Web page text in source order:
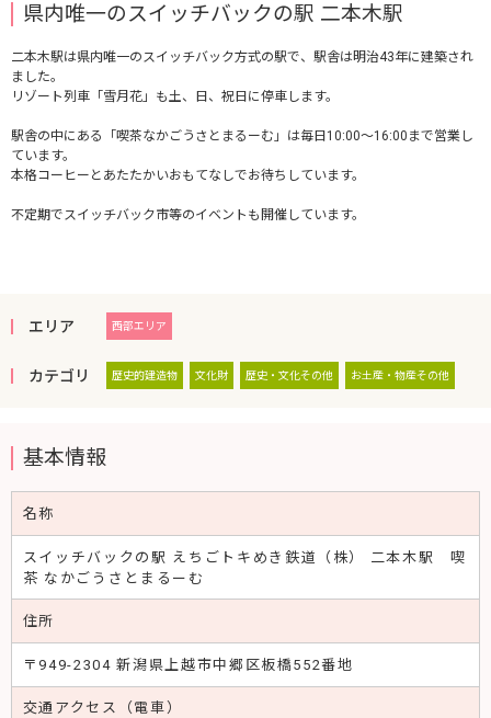
県内唯一のスイッチバックの駅 二本木駅
二本木駅は県内唯一のスイッチバック方式の駅で、駅舎は明治43年に建築され
ました。
リゾート列車「雪月花」も土、日、祝日に停車します。
駅舎の中にある「喫茶なかごうさとまるーむ」は毎日10:00〜16:00まで営業し
ています。
本格コーヒーとあたたかいおもてなしでお待ちしています。
不定期でスイッチバック市等のイベントも開催しています。
エリア 西部エリア
カテゴリ 歴史的建造物 文化財 歴史・文化その他 お土産・物産その他
基本情報
名称
スイッチバックの駅 えちごトキめき鉄道（株） 二本木駅 喫
茶 なかごうさとまるーむ
住所
〒949-2304 新潟県上越市中郷区板橋552番地
交通アクセス（電車）